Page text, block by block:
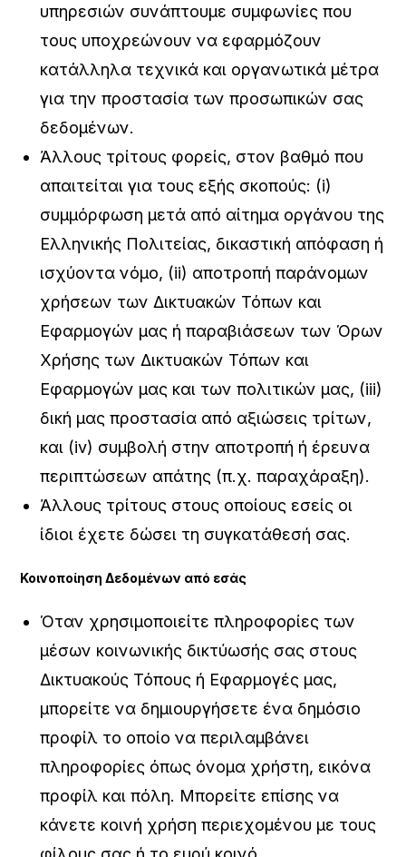
υπηρεσιών συνάπτουμε συμφωνίες που
τους υποχρεώνουν να εφαρμόζουν
κατάλληλα τεχνικά και οργανωτικά μέτρα
για την προστασία των προσωπικών σας
δεδομένων.
Άλλους τρίτους φορείς, στον βαθμό που
απαιτείται για τους εξής σκοπούς: (i)
συμμόρφωση μετά από αίτημα οργάνου της
Ελληνικής Πολιτείας, δικαστική απόφαση ή
ισχύοντα νόμο, (ii) αποτροπή παράνομων
χρήσεων των Δικτυακών Τόπων και
Εφαρμογών μας ή παραβιάσεων των Όρων
Χρήσης των Δικτυακών Τόπων και
Εφαρμογών μας και των πολιτικών μας, (iii)
δική μας προστασία από αξιώσεις τρίτων,
και (iv) συμβολή στην αποτροπή ή έρευνα
περιπτώσεων απάτης (π.χ. παραχάραξη).
Άλλους τρίτους στους οποίους εσείς οι
ίδιοι έχετε δώσει τη συγκατάθεσή σας.
Κοινοποίηση Δεδομένων από εσάς
Όταν χρησιμοποιείτε πληροφορίες των
μέσων κοινωνικής δικτύωσής σας στους
Δικτυακούς Τόπους ή Εφαρμογές μας,
μπορείτε να δημιουργήσετε ένα δημόσιο
προφίλ το οποίο να περιλαμβάνει
πληροφορίες όπως όνομα χρήστη, εικόνα
προφίλ και πόλη. Μπορείτε επίσης να
κάνετε κοινή χρήση περιεχομένου με τους